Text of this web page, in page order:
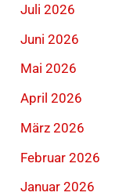
Juli 2026
Juni 2026
Mai 2026
April 2026
März 2026
Februar 2026
Januar 2026